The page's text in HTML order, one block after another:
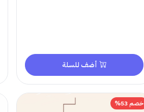
أضف للسلة
خصم 53%